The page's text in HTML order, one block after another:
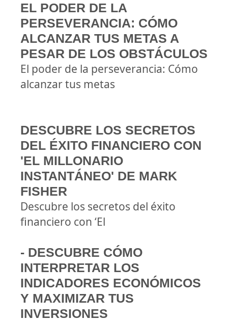
EL PODER DE LA
PERSEVERANCIA: CÓMO
ALCANZAR TUS METAS A
PESAR DE LOS OBSTÁCULOS
El poder de la perseverancia: Cómo
alcanzar tus metas
DESCUBRE LOS SECRETOS
DEL ÉXITO FINANCIERO CON
'EL MILLONARIO
INSTANTÁNEO' DE MARK
FISHER
Descubre los secretos del éxito
financiero con ‘El
- DESCUBRE CÓMO
INTERPRETAR LOS
INDICADORES ECONÓMICOS
Y MAXIMIZAR TUS
INVERSIONES